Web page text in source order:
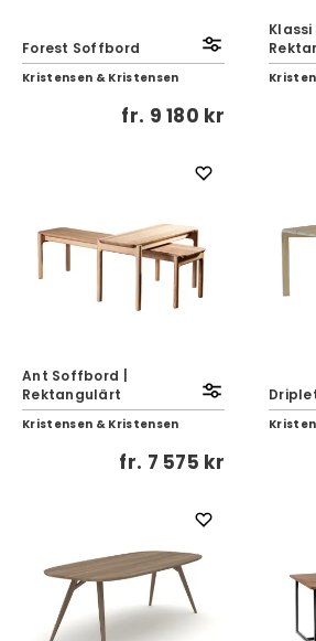
Forest Soffbord
Kristensen & Kristensen
fr. 9 180 kr
Klassi
Ant Soffbord |
Rektangulärt
Kristensen & Kristensen
fr. 7 575 kr